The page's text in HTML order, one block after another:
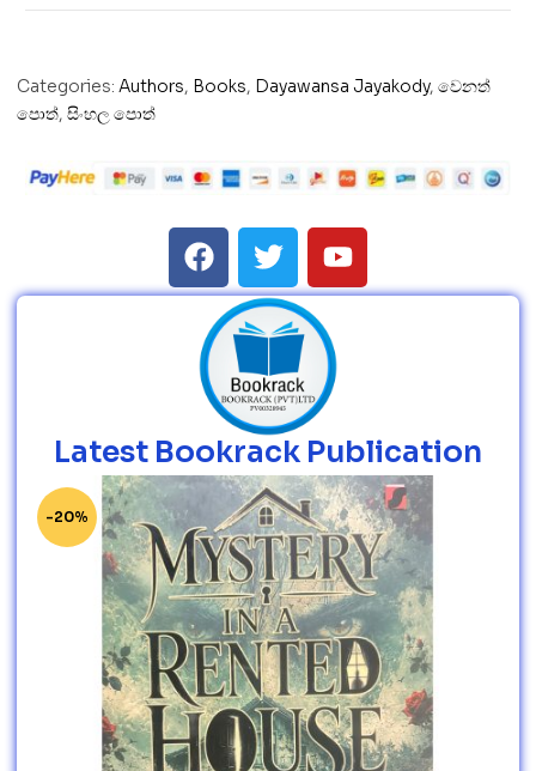
Categories: Authors, Books, Dayawansa Jayakody, වෙනත්
පොත්, සිංහල පොත්
Latest Bookrack Publication
-20%